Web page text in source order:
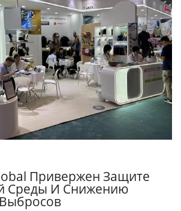
Привержен Защите
Среды И Снижению